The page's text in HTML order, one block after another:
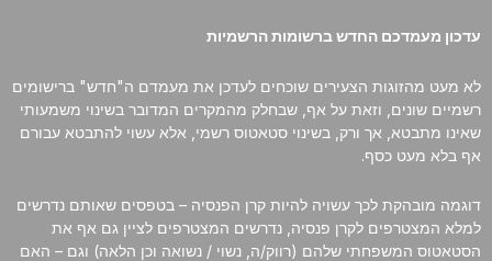
עדכון מעמדכם החדש ברשומות הרשמיות
לא מעט מהזוגות הצעירים שוכחים לעדכן את מעמדם ה"חדש" ברישומים
רשמיים שונים, וזאת על אף, שבחלק מהמקרים המדובר בשינוי משמעותי
שאינו מתבטא, אך ורק, בשינוי סטאטוס רשמי, אלא עשוי להתבטא עבורם
אף בלא מעט כסף.
דוגמה מובהקת לכך עשויה להיות קרן הפנסיה – בטפסים שאותם נדרשים
למלא המצטרפים לקרן פנסיה, נדרשים המצטרפים לציין גם אף את
הסטאטוס המשפחתי שלהם (רווק/ה, נשוי / נשואה וכן הלאה) וגם – האם